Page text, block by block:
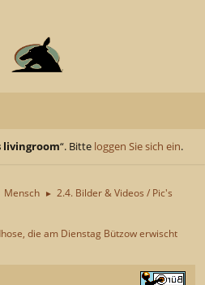
livingroom“. Bitte loggen Sie sich ein.
Mensch ► 2.4. Bilder & Videos / Pic's
die am Dienstag Bützow erwischt